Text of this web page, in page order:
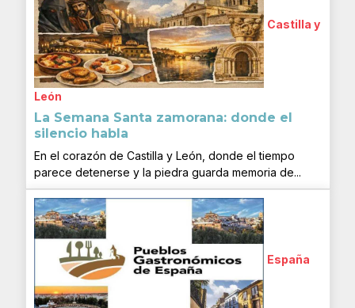
Castilla y
León
La Semana Santa zamorana: donde el
silencio habla
En el corazón de Castilla y León, donde el tiempo
parece detenerse y la piedra guarda memoria de...
España